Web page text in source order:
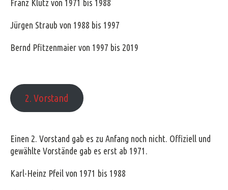
Franz Klutz von 1971 bis 1988
Jürgen Straub von 1988 bis 1997
Bernd Pfitzenmaier von 1997 bis 2019
2. Vorstand
Einen 2. Vorstand gab es zu Anfang noch nicht. Offiziell und
gewählte Vorstände gab es erst ab 1971.
Karl-Heinz Pfeil von 1971 bis 1988